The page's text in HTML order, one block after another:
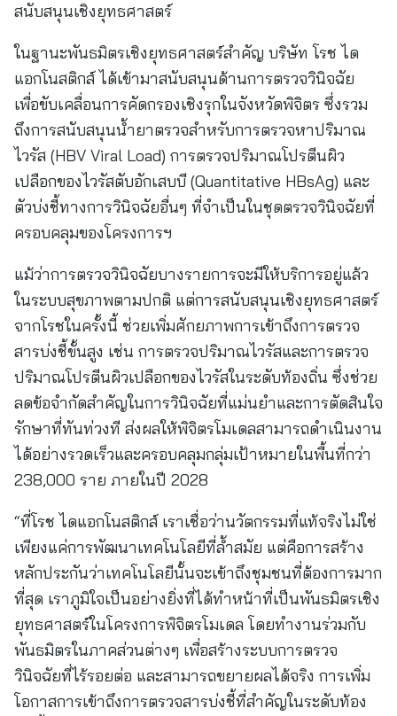
สนับสนุนเชิงยุทธศาสตร์
ในฐานะพันธมิตรเชิงยุทธศาสตร์สำคัญ บริษัท โรช ได
แอกโนสติกส์ ได้เข้ามาสนับสนุนด้านการตรวจวินิจฉัย
เพื่อขับเคลื่อนการคัดกรองเชิงรุกในจังหวัดพิจิตร ซึ่งรวม
ถึงการสนับสนุนน้ำยาตรวจสำหรับการตรวจหาปริมาณ
ไวรัส (HBV Viral Load) การตรวจปริมาณโปรตีนผิว
เปลือกของไวรัสตับอักเสบบี (Quantitative HBsAg) และ
ตัวบ่งชี้ทางการวินิจฉัยอื่นๆ ที่จำเป็นในชุดตรวจวินิจฉัยที่
ครอบคลุมของโครงการฯ
แม้ว่าการตรวจวินิจฉัยบางรายการจะมีให้บริการอยู่แล้ว
ในระบบสุขภาพตามปกติ แต่การสนับสนุนเชิงยุทธศาสตร์
จากโรชในครั้งนี้ ช่วยเพิ่มศักยภาพการเข้าถึงการตรวจ
สารบ่งชี้ขั้นสูง เช่น การตรวจปริมาณไวรัสและการตรวจ
ปริมาณโปรตีนผิวเปลือกของไวรัสในระดับท้องถิ่น ซึ่งช่วย
ลดข้อจำกัดสำคัญในการวินิจฉัยที่แม่นยำและการตัดสินใจ
รักษาที่ทันท่วงที ส่งผลให้พิจิตรโมเดลสามารถดำเนินงาน
ได้อย่างรวดเร็วและครอบคลุมกลุ่มเป้าหมายในพื้นที่กว่า
238,000 ราย ภายในปี 2028
“ที่โรช ไดแอกโนสติกส์ เราเชื่อว่านวัตกรรมที่แท้จริงไม่ใช่
เพียงแค่การพัฒนาเทคโนโลยีที่ล้ำสมัย แต่คือการสร้าง
หลักประกันว่าเทคโนโลยีนั้นจะเข้าถึงชุมชนที่ต้องการมาก
ที่สุด เราภูมิใจเป็นอย่างยิ่งที่ได้ทำหน้าที่เป็นพันธมิตรเชิง
ยุทธศาสตร์ในโครงการพิจิตรโมเดล โดยทำงานร่วมกับ
พันธมิตรในภาคส่วนต่างๆ เพื่อสร้างระบบการตรวจ
วินิจฉัยที่ไร้รอยต่อ และสามารถขยายผลได้จริง การเพิ่ม
โอกาสการเข้าถึงการตรวจสารบ่งชี้ที่สำคัญในระดับท้อง